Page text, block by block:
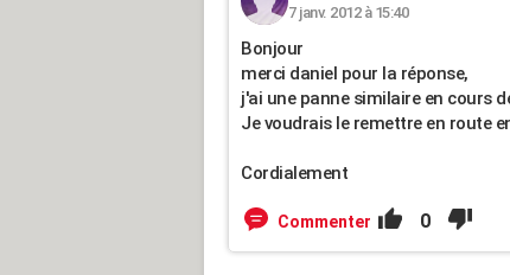
7 janv. 2012 à 15:40
Bonjour
merci daniel pour la réponse,
j'ai une panne similaire en cours
Je voudrais le remettre en route
Cordialement
Commenter 0